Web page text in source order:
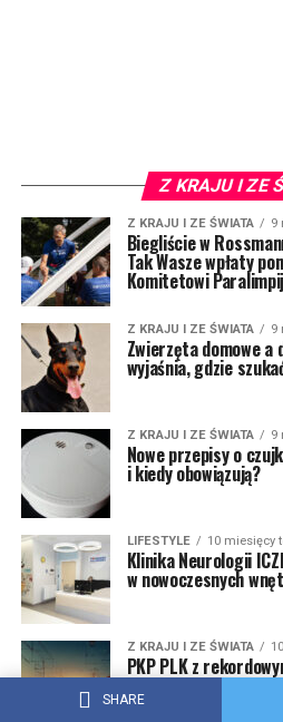
SHARE
Z KRAJU I ZE
Z KRAJU I ZE ŚWIATA 9
Biegliście w
Tak Wasze wpłaty
Komitetowi
Z KRAJU I ZE ŚWIATA 9
Zwierzęta domowe
wyjaśnia, gdzie
Z KRAJU I ZE ŚWIATA 9
Nowe przepisy o
i kiedy obowiązują?
LIFESTYLE 10 miesięcy
Klinika Neurologii
w nowoczesnych
Z KRAJU I ZE ŚWIATA
PKP PLK z
inwestycyjne na